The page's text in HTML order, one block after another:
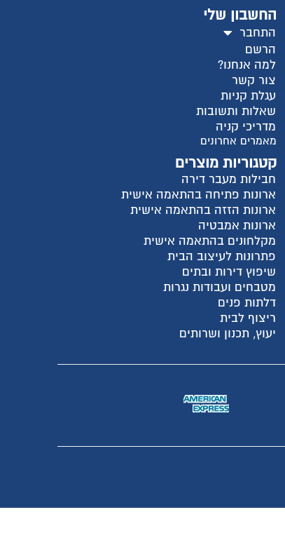
החשבון שלי
התחבר
הרשם
למה אנחנו?
צור קשר
עגלת קניות
שאלות ותשובות
מדריכי קניה
מאמרים אחרונים
קטגוריות מוצרים
חבילות מעבר דירה
ארונות פתיחה בהתאמה אישית
ארונות הזזה בהתאמה אישית
ארונות אמבטיה
מקלחונים בהתאמה אישית
פתרונות לעיצוב הבית
שיפוץ דירות ובתים
מטבחים ועבודות נגרות
דלתות פנים
ריצוף לבית
יעוץ, תכנון ושרותים